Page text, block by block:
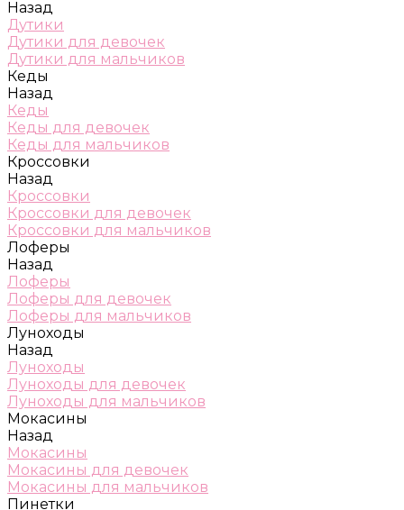
Назад
Дутики
Дутики для девочек
Дутики для мальчиков
Кеды
Назад
Кеды
Кеды для девочек
Кеды для мальчиков
Кроссовки
Назад
Кроссовки
Кроссовки для девочек
Кроссовки для мальчиков
Лоферы
Назад
Лоферы
Лоферы для девочек
Лоферы для мальчиков
Луноходы
Назад
Луноходы
Луноходы для девочек
Луноходы для мальчиков
Мокасины
Назад
Мокасины
Мокасины для девочек
Мокасины для мальчиков
Пинетки